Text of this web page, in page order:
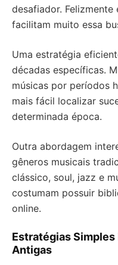
desafiador.
facilitam muito essa
Uma estratégia
décadas específicas.
músicas por períodos
mais fácil localizar
determinada época.
Outra abordagem
gêneros musicais
clássico, soul, jazz e
costumam possuir
online.
Estratégias
Antigas